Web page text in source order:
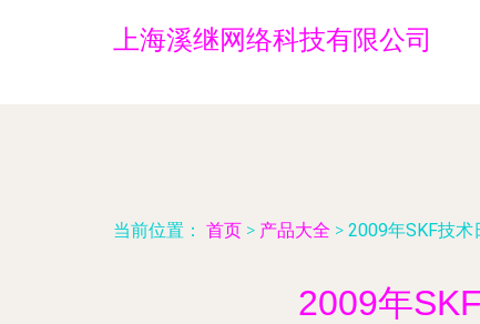
上海溪继网络科技有限公司
当前位置： 首页 > 产品大全 > 2009年SKF技
2009年